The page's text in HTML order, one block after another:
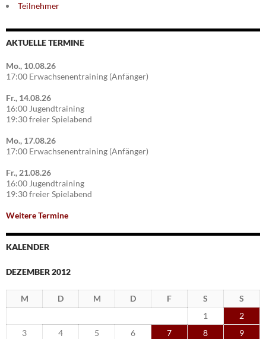
Teilnehmer
AKTUELLE TERMINE
Mo., 10.08.26
17:00 Erwachsenentraining (Anfänger)
Fr., 14.08.26
16:00 Jugendtraining
19:30 freier Spielabend
Mo., 17.08.26
17:00 Erwachsenentraining (Anfänger)
Fr., 21.08.26
16:00 Jugendtraining
19:30 freier Spielabend
Weitere Termine
KALENDER
DEZEMBER 2012
M D M D F S
S
1
2
3
4 5 6 7 8
9